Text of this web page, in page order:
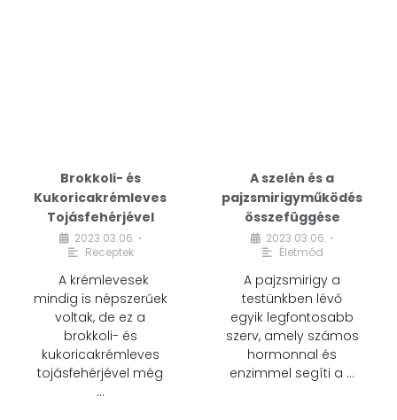
Brokkoli- és
Kukoricakrémleves
Tojásfehérjével
2023.03.06. •
Receptek
A krémlevesek
mindig is népszerűek
voltak, de ez a
brokkoli- és
kukoricakrémleves
tojásfehérjével még
…
A szelén és a
pajzsmirigyműködés
összefüggése
2023.03.06. •
Életmód
A pajzsmirigy a
testünkben lévő
egyik legfontosabb
szerv, amely számos
hormonnal és
enzimmel segíti a …